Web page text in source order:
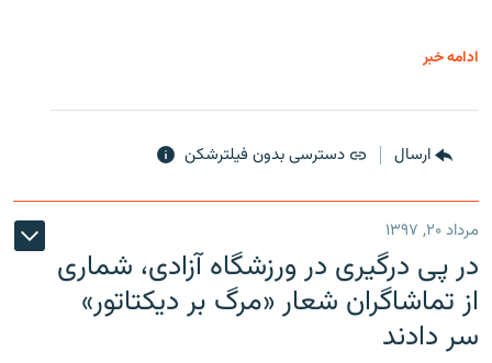
ادامه خبر
ارسال دسترسی بدون فیلترشکن
مرداد ۲۰, ۱۳۹۷
در پی درگیری در ورزشگاه آزادی، شماری
از تماشاگران شعار «مرگ بر دیکتاتور»
سر دادند